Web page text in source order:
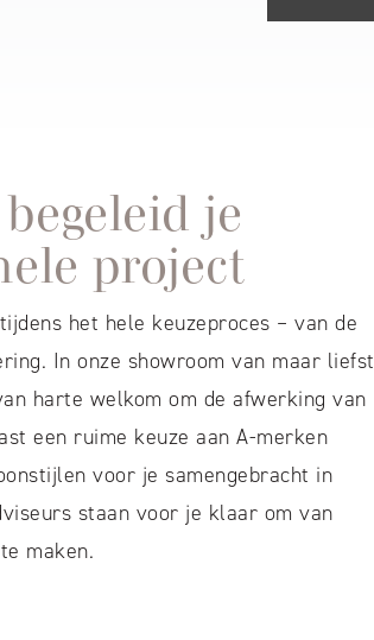
je
project
het hele keuzeproces – van de
In onze showroom van maar liefst
harte welkom om de afwerking van
een ruime keuze aan A-merken
voor je samengebracht in
staan voor je klaar om van
maken.